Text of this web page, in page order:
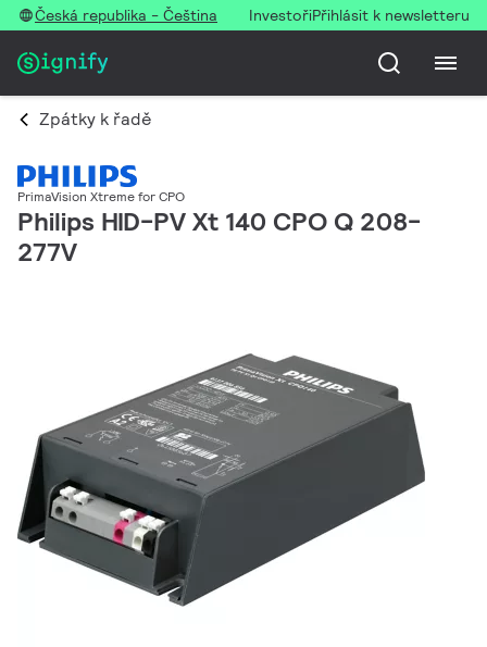
Česká republika - Čeština InvestořiPřihlásit k newsletteru
Zpátky k řadě
PrimaVision Xtreme for CPO
Philips HID-PV Xt 140 CPO Q 208-
277V